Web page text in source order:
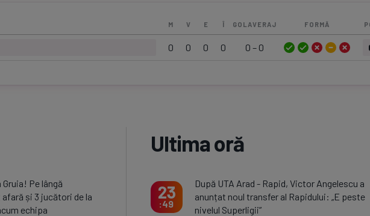
M V E Î GOLAVERAJ FORMĂ
0 0 0 0 0 – 0
Pe lângă
afară și 3 jucători de la
echipa
Ultima oră
23
49
După UTA Arad - Rapid, Victor Angelescu a
anunțat noul transfer al Rapidului: „E peste
nivelul Superligii”